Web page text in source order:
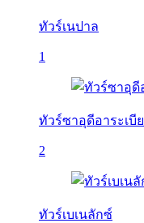
ทัวร์เนปาล
1
ทัวร์ซาอุดีอาระเบีย
2
ทัวร์เบเนลักซ์